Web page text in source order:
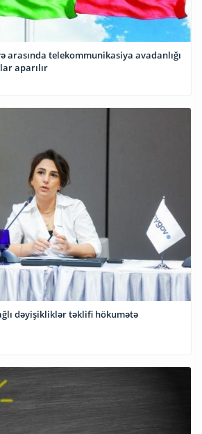
arasında telekommunikasiya avadanlığı
aparılır
dəyişikliklər təklifi hökumətə